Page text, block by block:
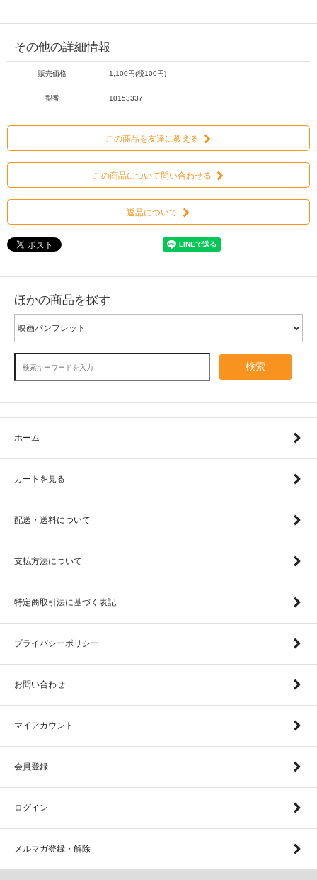
その他の詳細情報
販売価格 1,100円(税100円)
型番 10153337
この商品を友達に教える
この商品について問い合わせる
返品について
ほかの商品を探す
検索
ホーム
カートを見る
配送・送料について
支払方法について
特定商取引法に基づく表記
プライバシーポリシー
お問い合わせ
マイアカウント
会員登録
ログイン
メルマガ登録・解除